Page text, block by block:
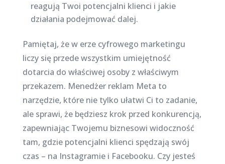
reagują Twoi potencjalni klienci i jakie
działania podejmować dalej.
Pamiętaj, że w erze cyfrowego marketingu
liczy się przede wszystkim umiejętność
dotarcia do właściwej osoby z właściwym
przekazem. Menedżer reklam Meta to
narzędzie, które nie tylko ułatwi Ci to zadanie,
ale sprawi, że będziesz krok przed konkurencją,
zapewniając Twojemu biznesowi widoczność
tam, gdzie potencjalni klienci spędzają swój
czas – na Instagramie i Facebooku. Czy jesteś